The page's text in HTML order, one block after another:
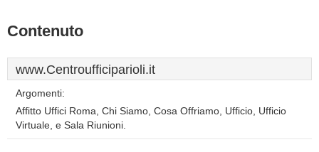
Contenuto
www.Centroufficiparioli.it
Argomenti:
Affitto Uffici Roma, Chi Siamo, Cosa Offriamo, Ufficio, Ufficio
Virtuale, e Sala Riunioni.